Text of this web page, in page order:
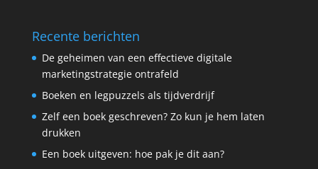
Recente berichten
De geheimen van een effectieve digitale
marketingstrategie ontrafeld
Boeken en legpuzzels als tijdverdrijf
Zelf een boek geschreven? Zo kun je hem laten
drukken
Een boek uitgeven: hoe pak je dit aan?